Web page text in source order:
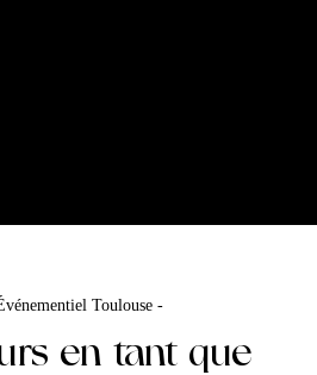
Toulouse -
en tant que